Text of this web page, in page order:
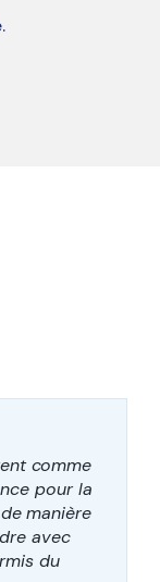
comme
pour la
manière
avec
du